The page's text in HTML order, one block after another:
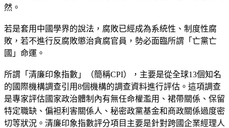
然。
若是套用中國學界的說法，腐敗已經成為系統性、制度性腐
敗，若不進行反腐敗懲治貪腐官員，勢必面臨所謂「亡黨亡
國」命運。
所謂「清廉印象指數」（簡稱CPI），主要是從全球13個知名
的國際機構調查引用8個機構的調查資料進行評估。這項調查
是專家評估國家政治體制內有無任命權濫用、裙帶關係、保留
特定職缺、偏袒利害關係人、秘密政黨基金和商政關係過度密
切等狀況。清廉印象指數評分項目主要是針對跨國企業經理人